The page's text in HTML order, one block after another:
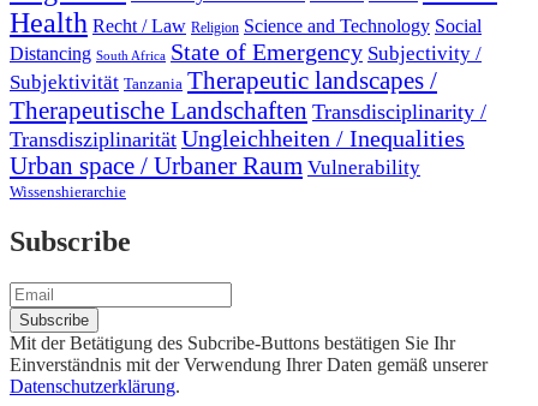
Health Recht / Law Religion Science and Technology Social
Distancing South Africa State of Emergency Subjectivity /
Subjektivität Tanzania Therapeutic landscapes /
Therapeutische Landschaften Transdisciplinarity /
Transdisziplinarität Ungleichheiten / Inequalities
Urban space / Urbaner Raum Vulnerability
Wissenshierarchie
Subscribe
Mit der Betätigung des Subcribe-Buttons bestätigen Sie Ihr
Einverständnis mit der Verwendung Ihrer Daten gemäß unserer
Datenschutzerklärung.